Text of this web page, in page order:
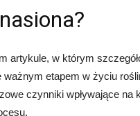
artykule, w którym
ważnym etapem w życiu
czynniki wpływające na